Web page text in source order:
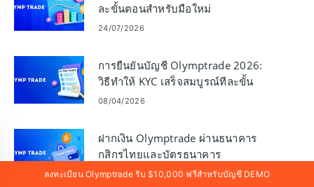
ละขั้นตอนสำหรับมือใหม่
24/07/2026
การยืนยันบัญชี Olymptrade 2026:
วิธีทำให้ KYC เสร็จสมบูรณ์ทีละขั้น
ตอน
08/04/2026
ฝากเงิน Olymptrade ผ่านธนาคาร
กสิกรไทยและบัตรธนาคาร
22/07/2026
ลงทะเบียน Olymptrade รับ $10,000 ฟรีสำหรับบัญชี DEMO